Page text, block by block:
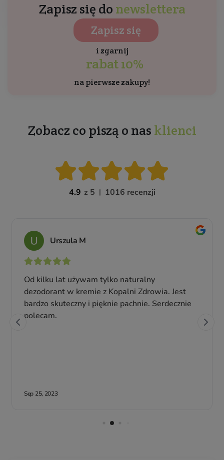
Zapisz się do newslettera
Zapisz się
i zgarnij
rabat 10%
na pierwsze zakupy!
Zobacz co piszą o nas klienci